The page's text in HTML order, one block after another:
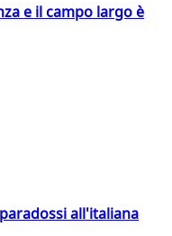
e il campo largo è
all'italiana